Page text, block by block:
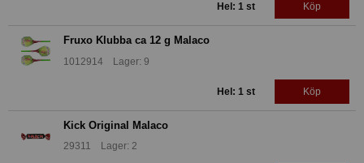
Hel: 1 st Köp
Fruxo Klubba ca 12 g Malaco
1012914 Lager: 9
Hel: 1 st Köp
Kick Original Malaco
29311 Lager: 2